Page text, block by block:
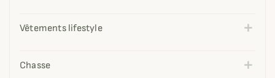
Vêtements lifestyle
Chasse